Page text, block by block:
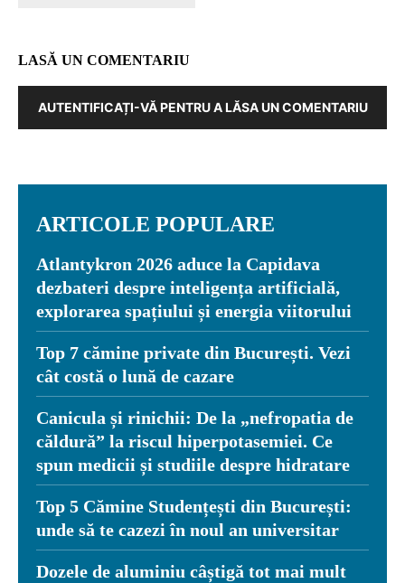
LASĂ UN COMENTARIU
AUTENTIFICAȚI-VĂ PENTRU A LĂSA UN COMENTARIU
ARTICOLE POPULARE
Atlantykron 2026 aduce la Capidava
dezbateri despre inteligența artificială,
explorarea spațiului și energia viitorului
Top 7 cămine private din București. Vezi
cât costă o lună de cazare
Canicula și rinichii: De la „nefropatia de
căldură” la riscul hiperpotasemiei. Ce
spun medicii și studiile despre hidratare
Top 5 Cămine Studențești din București:
unde să te cazezi în noul an universitar
Dozele de aluminiu câștigă tot mai mult